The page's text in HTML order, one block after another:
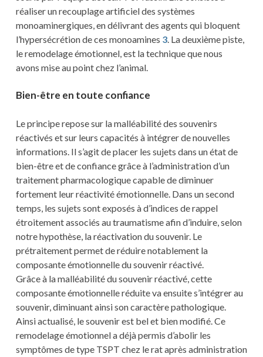
réaliser un recouplage artificiel des systèmes
monoaminergiques, en délivrant des agents qui bloquent
l’hypersécrétion de ces monoamines 3. La deuxième piste,
le remodelage émotionnel, est la technique que nous
avons mise au point chez l’animal.
Bien-être en toute confiance
Le principe repose sur la malléabilité des souvenirs
réactivés et sur leurs capacités à intégrer de nouvelles
informations. Il s’agit de placer les sujets dans un état de
bien-être et de confiance grâce à l’administration d’un
traitement pharmacologique capable de diminuer
fortement leur réactivité émotionnelle. Dans un second
temps, les sujets sont exposés à d’indices de rappel
étroitement associés au traumatisme afin d’induire, selon
notre hypothèse, la réactivation du souvenir. Le
prétraitement permet de réduire notablement la
composante émotionnelle du souvenir réactivé.
Grâce à la malléabilité du souvenir réactivé, cette
composante émotionnelle réduite va ensuite s’intégrer au
souvenir, diminuant ainsi son caractère pathologique.
Ainsi actualisé, le souvenir est bel et bien modifié. Ce
remodelage émotionnel a déjà permis d’abolir les
symptômes de type TSPT chez le rat après administration